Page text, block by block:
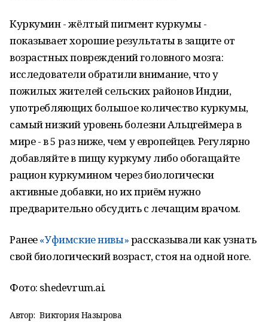
Куркумин - жёлтый пигмент куркумы -
показывает хорошие результаты в защите от
возрастных повреждений головного мозга:
исследователи обратили внимание, что у
пожилых жителей сельских районов Индии,
употребляющих большое количество куркумы,
самый низкий уровень болезни Альцгеймера в
мире - в 5 раз ниже, чем у европейцев. Регулярно
добавляйте в пищу куркуму либо обогащайте
рацион куркумином через биологически
активные добавки, но их приём нужно
предварительно обсудить с лечащим врачом.
Ранее«Уфимские нивы»рассказывали как узнать
свой биологический возраст, стоя на одной ноге.
Фото: shedevrum.ai.
Автор: Виктория Назырова